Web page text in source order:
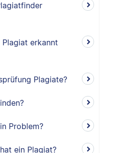
erkannt
Plagiate?
Problem?
ein Plagiat?